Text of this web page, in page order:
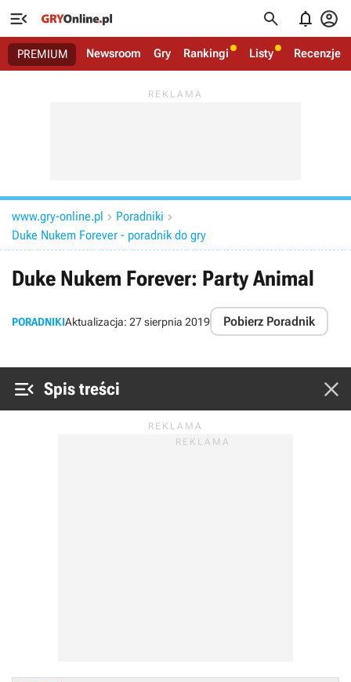
   
PREMIUM Newsroom Gry Rankingi Listy Recenzje
www.gry-online.pl  Poradniki 
Duke Nukem Forever - poradnik do gry
Duke Nukem Forever: Party Animal
PORADNIKIAktualizacja: 27 sierpnia 2019 Pobierz Poradnik
 Spis treści 